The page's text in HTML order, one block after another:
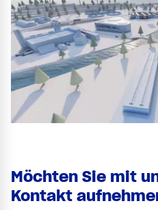
Möchten Sie mit
Kontakt